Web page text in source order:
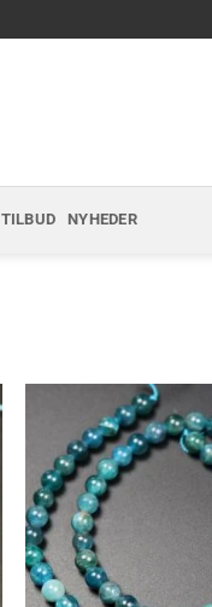
TILBUD NYHEDER